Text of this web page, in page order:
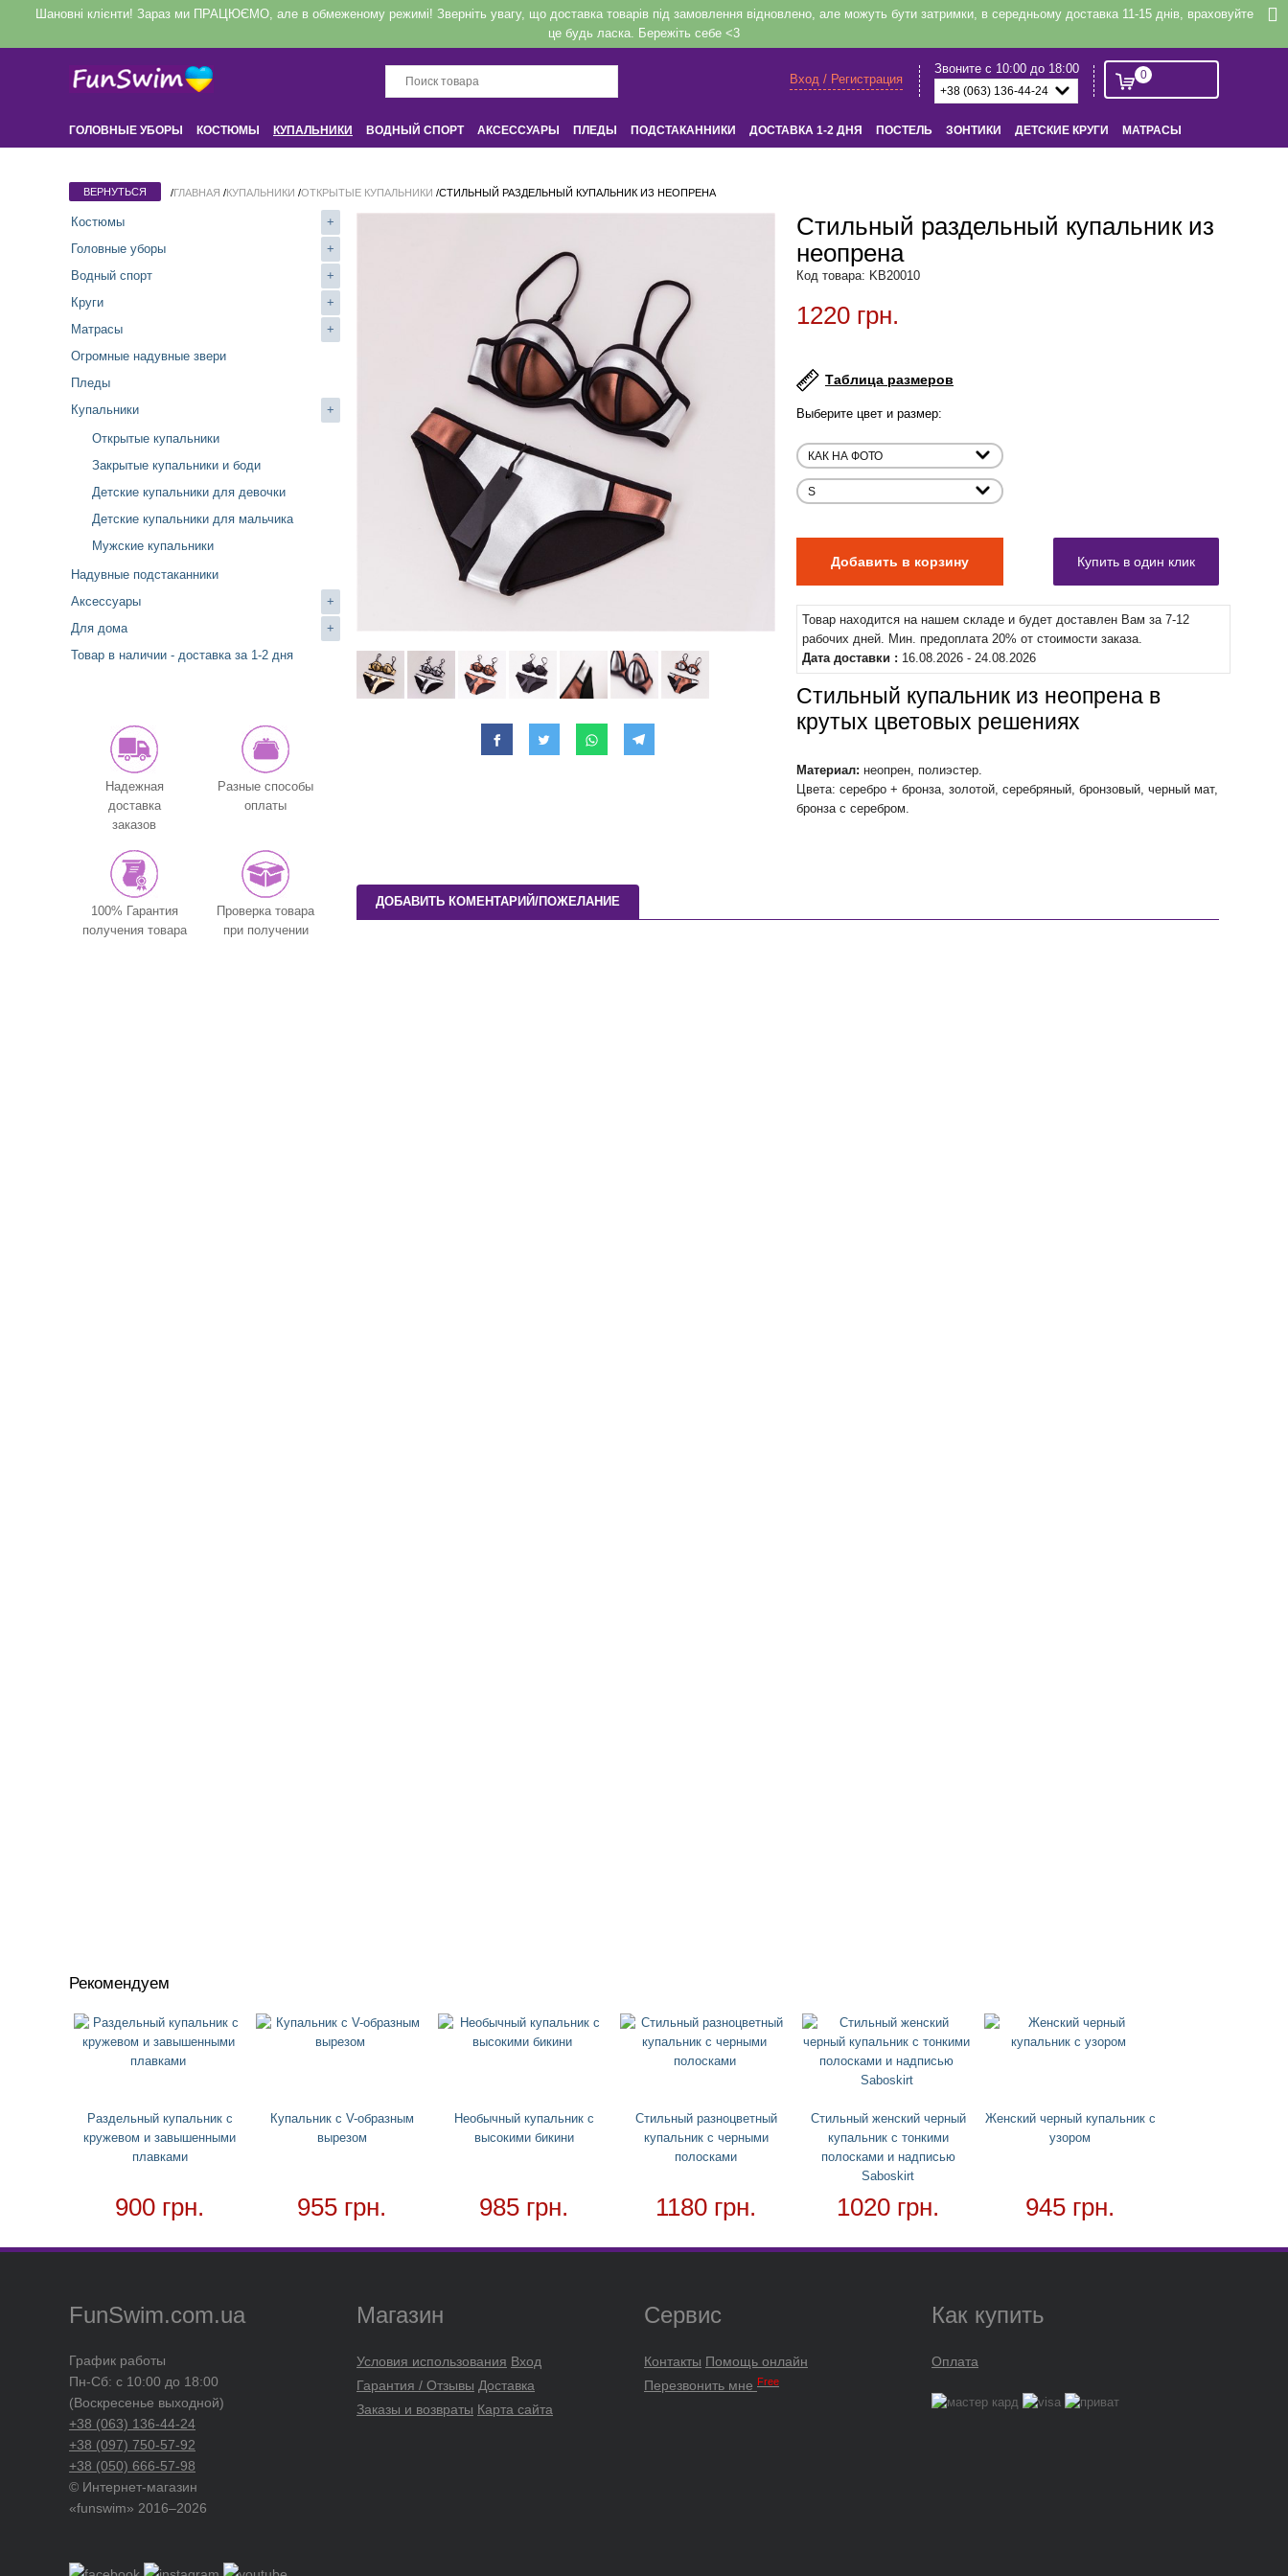
Шановні клієнти! Зараз ми ПРАЦЮЄМО, але в обмеженому режимі! Зверніть увагу, що доставка товарів під замовлення відновлено, але можуть бути затримки, в середньому доставка 11-15 днів, враховуйте
це будь ласка. Бережіть себе <3
0
Звоните с 10:00 до 18:00
Вход / Регистрация
ГОЛОВНЫЕ УБОРЫ КОСТЮМЫ КУПАЛЬНИКИ ВОДНЫЙ СПОРТ АКСЕССУАРЫ ПЛЕДЫ ПОДСТАКАННИКИ ДОСТАВКА 1-2 ДНЯ ПОСТЕЛЬ ЗОНТИКИ ДЕТСКИЕ КРУГИ МАТРАСЫ
/ГЛАВНАЯ /КУПАЛЬНИКИ /ОТКРЫТЫЕ КУПАЛЬНИКИ /СТИЛЬНЫЙ РАЗДЕЛЬНЫЙ КУПАЛЬНИК ИЗ НЕОПРЕНА
Стильный раздельный купальник из
неопрена
Код товара: KB20010
1220 грн.
Таблица размеров
Выберите цвет и размер:
Товар находится на нашем складе и будет доставлен Вам за 7-12
рабочих дней. Мин. предоплата 20% от стоимости заказа.
Дата доставки : 16.08.2026 - 24.08.2026
Стильный купальник из неопрена в
крутых цветовых решениях
Материал: неопрен, полиэстер.
Цвета: серебро + бронза, золотой, серебряный, бронзовый, черный мат,
бронза с серебром.
ДОБАВИТЬ КОМЕНТАРИЙ/ПОЖЕЛАНИЕ
Костюмы
+
Головные уборы
+
Водный спорт
+
Круги
+
Матрасы
+
Огромные надувные звери
Пледы
Купальники
+
Открытые купальники
Закрытые купальники и боди
Детские купальники для девочки
Детские купальники для мальчика
Мужские купальники
Надувные подстаканники
Аксессуары
+
Для дома
+
Товар в наличии - доставка за 1-2 дня
Надежная
доставка
заказов
Разные способы
оплаты
100% Гарантия
получения товара
Проверка товара
при получении
Рекомендуем
Раздельный купальник с
кружевом и завышенными
плавками
900 грн.
Купальник с V-образным
вырезом
955 грн.
Необычный купальник с
высокими бикини
985 грн.
Стильный разноцветный
купальник с черными
полосками
1180 грн.
Стильный женский черный
купальник с тонкими
полосками и надписью
Saboskirt
1020 грн.
Женский черный купальник с
узором
945 грн.
FunSwim.com.ua
График работы
Пн-Сб: с 10:00 до 18:00
(Воскресенье выходной)
+38 (063) 136-44-24
+38 (097) 750-57-92
+38 (050) 666-57-98
© Интернет-магазин
«funswim» 2016–2026
Магазин
Условия использования Вход
Гарантия / Отзывы Доставка
Заказы и возвраты Карта сайта
Сервис
Контакты Помощь онлайн
Перезвонить мне Free
Как купить
Оплата
Вход
Регистрация или авторизация